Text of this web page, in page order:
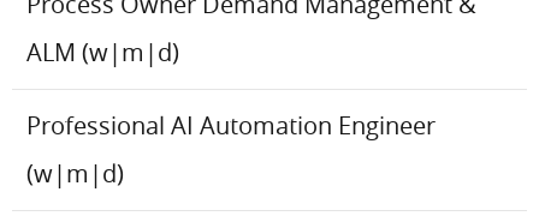
ALM (w|m|d)
Professional AI Automation Engineer
(w|m|d)